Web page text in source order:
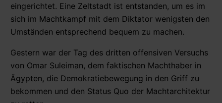
eingerichtet. Eine Zeltstadt ist entstanden, um es im
sich im Machtkampf mit dem Diktator wenigsten den
Umständen entsprechend bequem zu machen.
Gestern war der Tag des dritten offensiven Versuchs
von Omar Suleiman, dem faktischen Machthaber in
Ägypten, die Demokratiebewegung in den Griff zu
bekommen und den Status Quo der Machtarchitektur